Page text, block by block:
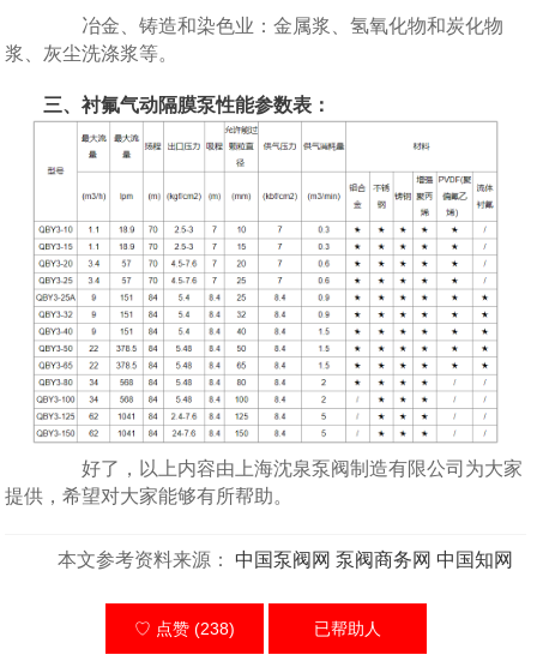
冶金、铸造和染色业：金属浆、氢氧化物和炭化物
浆、灰尘洗涤浆等。
三、衬氟气动隔膜泵性能参数表：
好了，以上内容由上海沈泉泵阀制造有限公司为大家
提供，希望对大家能够有所帮助。
本文参考资料来源： 中国泵阀网 泵阀商务网 中国知网
♡ 点赞 (238) 已帮助 人